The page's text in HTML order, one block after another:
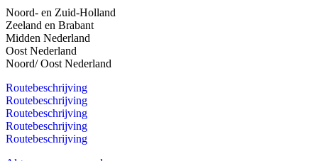
Noord- en Zuid-Holland
Zeeland en Brabant
Midden Nederland
Oost Nederland
Noord/ Oost Nederland
Routebeschrijving
Routebeschrijving
Routebeschrijving
Routebeschrijving
Routebeschrijving